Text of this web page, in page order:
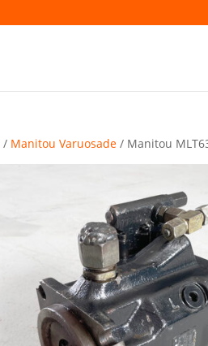
/ Manitou Varuosade / Manitou